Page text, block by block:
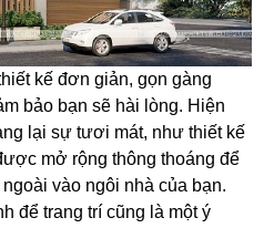
kế đơn giản, gọn gàng
bảo bạn sẽ hài lòng. Hiện
lại sự tươi mát, như thiết kế
mở rộng thông thoáng để
vào ngôi nhà của bạn.
để trang trí cũng là một ý